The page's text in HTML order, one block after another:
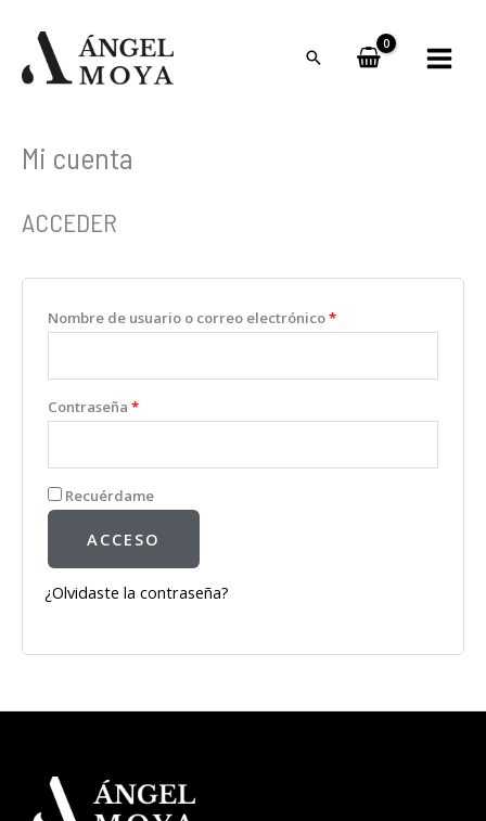
contenido
Mi cuenta
ACCEDER
Nombre de usuario o correo electrónico*
Contraseña *
Recuérdame
ACCESO
¿Olvidaste la contraseña?